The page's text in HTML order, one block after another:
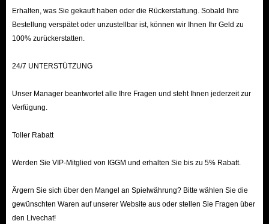
Erhalten, was Sie gekauft haben oder die Rückerstattung. Sobald Ihre
Bestellung verspätet oder unzustellbar ist, können wir Ihnen Ihr Geld zu
100% zurückerstatten.
24/7 UNTERSTÜTZUNG
Unser Manager beantwortet alle Ihre Fragen und steht Ihnen jederzeit zur
Verfügung.
Toller Rabatt
Werden Sie VIP-Mitglied von IGGM und erhalten Sie bis zu 5% Rabatt.
Ärgern Sie sich über den Mangel an Spielwährung? Bitte wählen Sie die
gewünschten Waren auf unserer Website aus oder stellen Sie Fragen über
den Livechat!